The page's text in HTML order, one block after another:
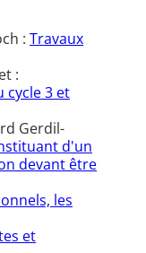
: Travaux
:
cycle 3 et
Gerdil-
d'un
devant être
les
et